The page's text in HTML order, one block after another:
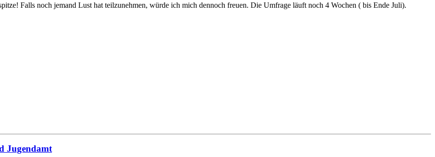
Falls noch jemand Lust hat teilzunehmen, würde ich mich dennoch freuen. Die Umfrage läuft noch 4 Wochen ( bis Ende Juli).
Jugendamt